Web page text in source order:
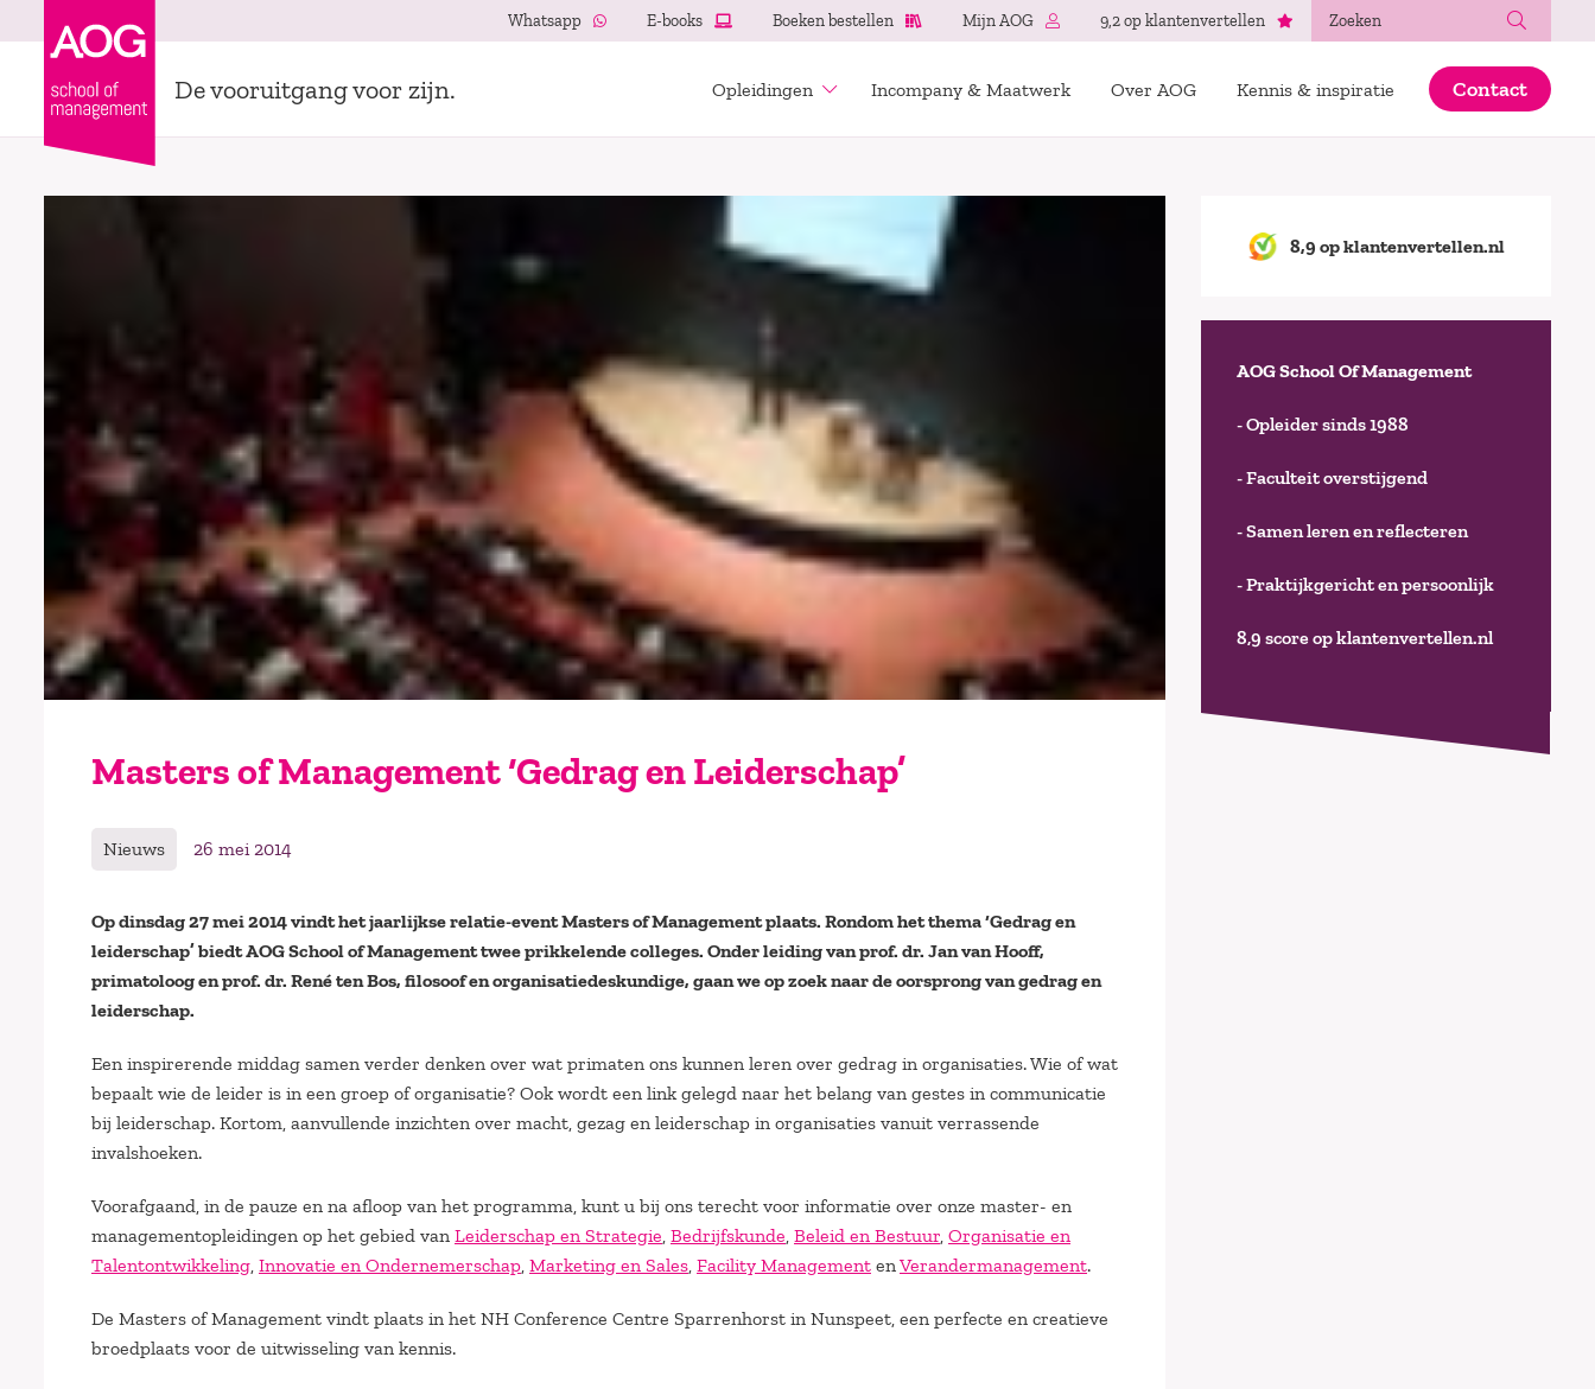
Whatsapp E-books Boeken bestellen Mijn AOG 9,2 op klantenvertellen
De vooruitgang voor zijn. Opleidingen Incompany & Maatwerk Over AOG Kennis & inspiratie Contact
Masters of Management ‘Gedrag en Leiderschap’
Nieuws 26 mei 2014
Op dinsdag 27 mei 2014 vindt het jaarlijkse relatie-event Masters of Management plaats. Rondom het thema ‘Gedrag en
leiderschap’ biedt AOG School of Management twee prikkelende colleges. Onder leiding van prof. dr. Jan van Hooff,
primatoloog en prof. dr. René ten Bos, filosoof en organisatiedeskundige, gaan we op zoek naar de oorsprong van gedrag en
leiderschap.
Een inspirerende middag samen verder denken over wat primaten ons kunnen leren over gedrag in organisaties. Wie of wat
bepaalt wie de leider is in een groep of organisatie? Ook wordt een link gelegd naar het belang van gestes in communicatie
bij leiderschap. Kortom, aanvullende inzichten over macht, gezag en leiderschap in organisaties vanuit verrassende
invalshoeken.
Voorafgaand, in de pauze en na afloop van het programma, kunt u bij ons terecht voor informatie over onze master- en
managementopleidingen op het gebied van Leiderschap en Strategie, Bedrijfskunde, Beleid en Bestuur, Organisatie en
Talentontwikkeling, Innovatie en Ondernemerschap, Marketing en Sales, Facility Management enVerandermanagement.
De Masters of Management vindt plaats in het NH Conference Centre Sparrenhorst in Nunspeet, een perfecte en creatieve
broedplaats voor de uitwisseling van kennis.
8,9 op klantenvertellen.nl
AOG School Of Management
- Opleider sinds 1988
- Faculteit overstijgend
- Samen leren en reflecteren
- Praktijkgericht en persoonlijk
8,9 score op klantenvertellen.nl